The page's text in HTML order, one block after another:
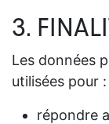
3.
Les données
utilisées pour :
répondre